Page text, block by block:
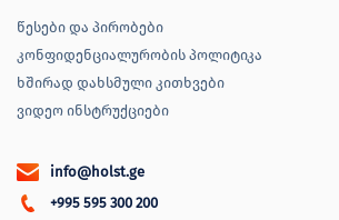
წესები და პირობები
კონფიდენციალურობის პოლიტიკა
ხშირად დახსმული კითხვები
ვიდეო ინსტრუქციები
info@holst.ge
+995 595 300 200